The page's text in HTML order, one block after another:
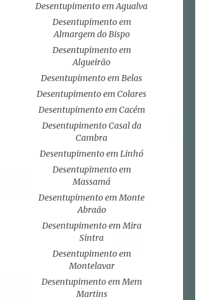
Desentupimento em Agualva
Desentupimento em
Almargem do Bispo
Desentupimento em
Algueirão
Desentupimento em Belas
Desentupimento em Colares
Desentupimento em Cacém
Desentupimento Casal da
Cambra
Desentupimento em Linhó
Desentupimento em
Massamá
Desentupimento em Monte
Abraão
Desentupimento em Mira
Sintra
Desentupimento em
Montelavar
Desentupimento em Mem
Martins